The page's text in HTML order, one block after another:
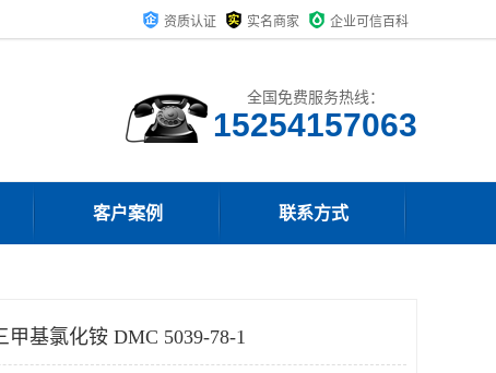
资质认证 实名商家 企业可信百科
全国免费服务热线：
15254157063
客户案例 联系方式
基氯化铵 DMC 5039-78-1